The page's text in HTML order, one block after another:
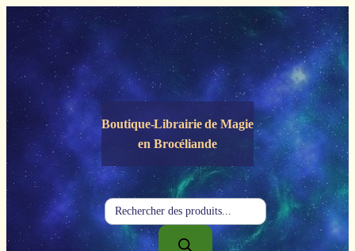
Panneau de gestion des cookies
Boutique-Librairie deMagie
en Brocéliande
Recherche
de
produits